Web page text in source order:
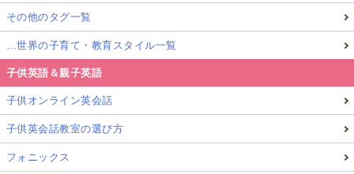
その他のタグ一覧
…世界の子育て・教育スタイル一覧
子供英語＆親子英語
子供オンライン英会話
子供英会話教室の選び方
フォニックス